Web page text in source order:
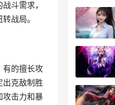
斗需求，
战局。
有的擅长攻
出克敌制胜
攻击力和暴